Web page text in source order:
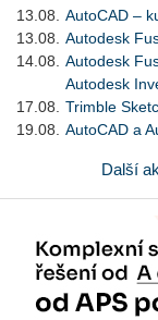
13.08.
AutoCAD –
13.08.
Autodesk
14.08.
Autodesk
Autodesk
17.08.
Trimble
19.08.
AutoCAD a
Další